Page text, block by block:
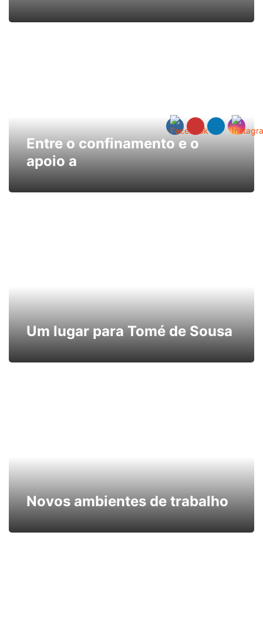
Entre o confinamento e o
apoio a
Um lugar para Tomé de Sousa
Novos ambientes de trabalho